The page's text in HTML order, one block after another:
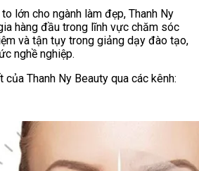
lớn cho ngành làm đẹp, Thanh Ny
hàng đầu trong lĩnh vực chăm sóc
và tận tụy trong giảng dạy đào tạo,
nghề nghiệp.
Thanh Ny Beauty qua các kênh: